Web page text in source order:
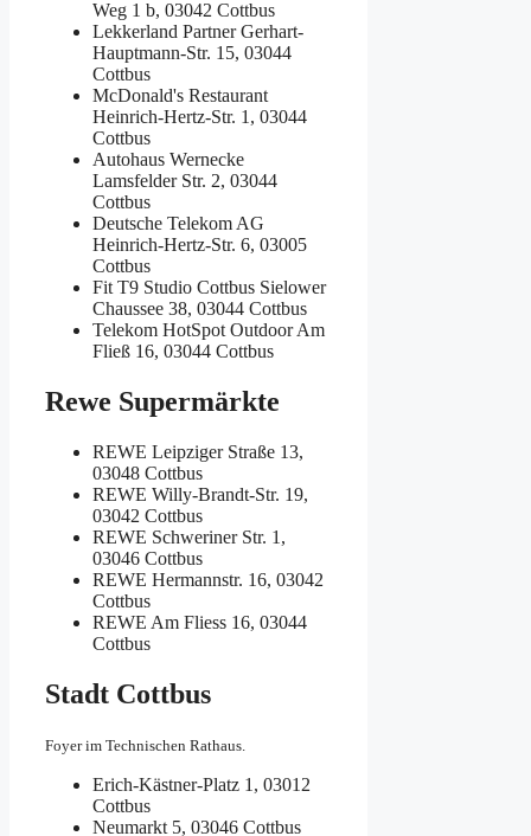
Weg 1 b, 03042 Cottbus
Lekkerland PartnerGerhart-
Hauptmann-Str. 15, 03044
Cottbus
McDonald's Restaurant
Heinrich-Hertz-Str. 1, 03044
Cottbus
Autohaus Wernecke
Lamsfelder Str. 2, 03044
Cottbus
Deutsche Telekom AG
Heinrich-Hertz-Str. 6, 03005
Cottbus
Fit T9 Studio Cottbus Sielower
Chaussee 38, 03044 Cottbus
Telekom HotSpot OutdoorAm
Fließ 16, 03044 Cottbus
Rewe Supermärkte
REWE Leipziger Straße 13,
03048 Cottbus
REWE Willy-Brandt-Str. 19,
03042 Cottbus
REWE Schweriner Str. 1,
03046 Cottbus
REWE Hermannstr. 16, 03042
Cottbus
REWE Am Fliess 16, 03044
Cottbus
Stadt Cottbus
Foyer im Technischen Rathaus.
Erich-Kästner-Platz 1, 03012
Cottbus
Neumarkt 5, 03046 Cottbus